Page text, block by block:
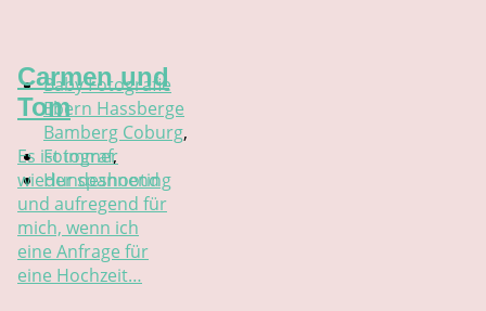
Baby Fotografie
Ebern Hassberge
Bamberg Coburg,
Fotograf,
Hundeshooting
Carmen und
Tom
Es ist immer
wieder spannend
und aufregend für
mich, wenn ich
eine Anfrage für
eine Hochzeit…